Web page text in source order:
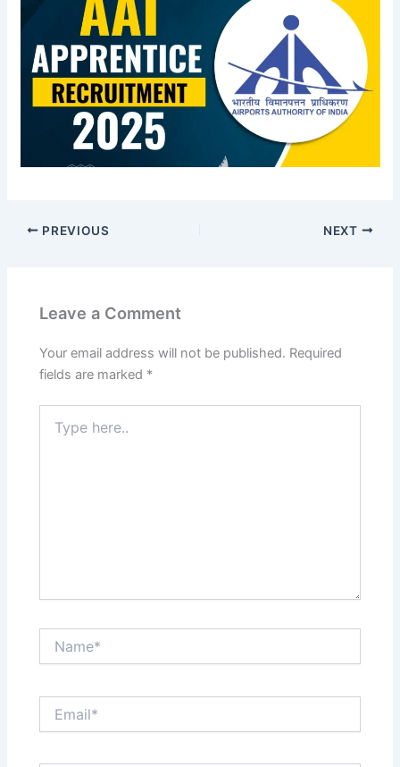
PREVIOUS NEXT
Leave a Comment
Your email address will not be published. Required
fields are marked *
here..